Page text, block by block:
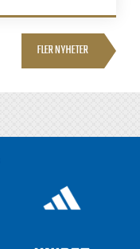
FLER NYHETER